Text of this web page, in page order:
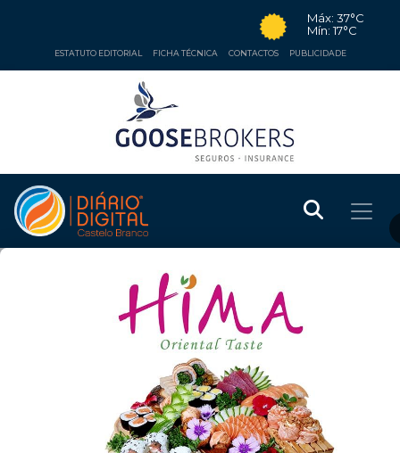
Máx: 37°C
Mín: 17°C
ESTATUTO EDITORIAL FICHA TÉCNICA CONTACTOS PUBLICIDADE
DESPORTO